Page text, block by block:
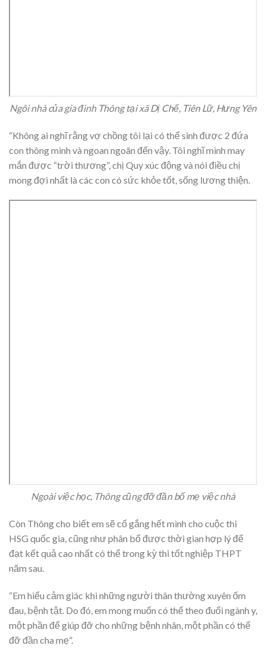
Ngôi nhà của gia đình Thông tại xã Dị Chế, Tiên Lữ, Hưng Yên
“Không ai nghĩ rằng vợ chồng tôi lại có thể sinh được 2 đứa
con thông minh và ngoan ngoãn đến vậy. Tôi nghĩ mình may
mắn được “trời thương”, chị Quy xúc động và nói điều chị
mong đợi nhất là các con có sức khỏe tốt, sống lương thiện.
Ngoài việc học, Thông cũng đỡ đần bố mẹ việc nhà
Còn Thông cho biết em sẽ cố gắng hết mình cho cuộc thi
HSG quốc gia, cũng như phân bổ được thời gian hợp lý để
đạt kết quả cao nhất có thể trong kỳ thi tốt nghiệp THPT
năm sau.
“Em hiểu cảm giác khi những người thân thường xuyên ốm
đau, bệnh tật. Do đó, em mong muốn có thể theo đuổi ngành y,
một phần để giúp đỡ cho những bệnh nhân, một phần có thể
đỡ đần cha mẹ”.